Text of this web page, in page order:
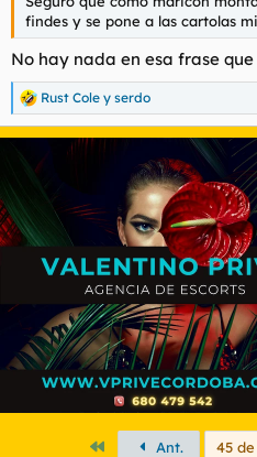
findes y se pone a las cartolas
No hay nada en esa frase
R
e
a
o
n
e
Rust Cole y serdo
PrimeroAnt. 45